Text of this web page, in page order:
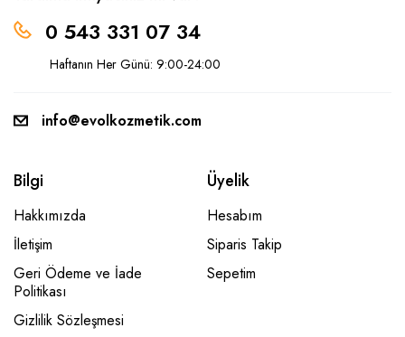
0 543 331 07 34
Haftanın Her Günü: 9:00-24:00
info@evolkozmetik.com
Bilgi
Hakkımızda
İletişim
Geri Ödeme ve İade
Politikası
Gizlilik Sözleşmesi
Üyelik
Hesabım
Siparis Takip
Sepetim